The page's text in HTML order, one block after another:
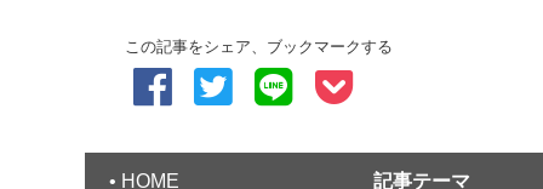
この記事をシェア、ブックマークする